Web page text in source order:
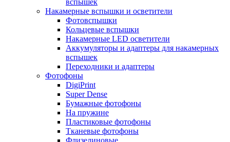
вспышек
Накамерные вспышки и осветители
Фотовспышки
Кольцевые вспышки
Накамерные LED осветители
Аккумуляторы и адаптеры для накамерных
вспышек
Переходники и адаптеры
Фотофоны
DigiPrint
Super Dense
Бумажные фотофоны
На пружине
Пластиковые фотофоны
Тканевые фотофоны
Флизелиновые